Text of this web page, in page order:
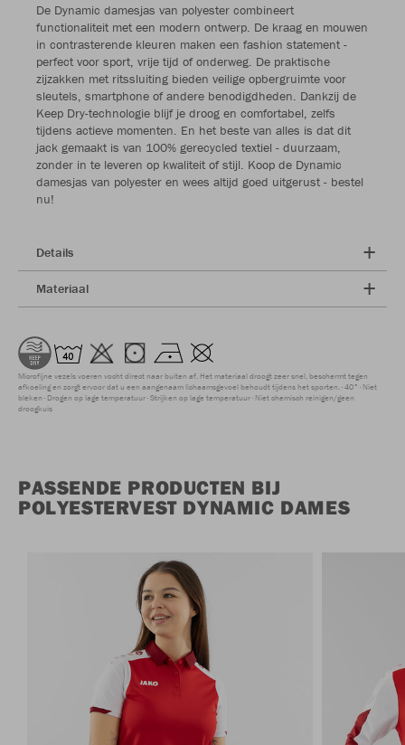
De Dynamic damesjas van polyester combineert
functionaliteit met een modern ontwerp. De kraag en mouwen
in contrasterende kleuren maken een fashion statement -
perfect voor sport, vrije tijd of onderweg. De praktische
zijzakken met ritssluiting bieden veilige opbergruimte voor
sleutels, smartphone of andere benodigdheden. Dankzij de
Keep Dry-technologie blijf je droog en comfortabel, zelfs
tijdens actieve momenten. En het beste van alles is dat dit
jack gemaakt is van 100% gerecycled textiel - duurzaam,
zonder in te leveren op kwaliteit of stijl. Koop de Dynamic
damesjas van polyester en wees altijd goed uitgerust - bestel
nu!
Details
Materiaal
Microfijne vezels voeren vocht direct naar buiten af. Het materiaal droogt zeer snel, beschermt tegen
afkoeling en zorgt ervoor dat u een aangenaam lichaamsgevoel behoudt tijdens het sporten. 40° Niet
bleken Drogen op lage temperatuur Strijken op lage temperatuur Niet chemisch reinigen/geen
droogkuis
PASSENDE PRODUCTEN BIJ
POLYESTERVEST DYNAMIC DAMES